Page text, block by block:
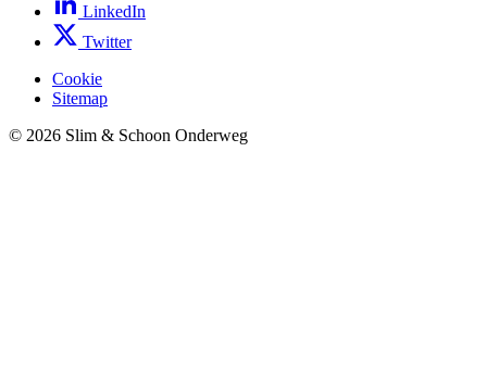
LinkedIn
Twitter
Cookie
Sitemap
© 2026 Slim & Schoon Onderweg